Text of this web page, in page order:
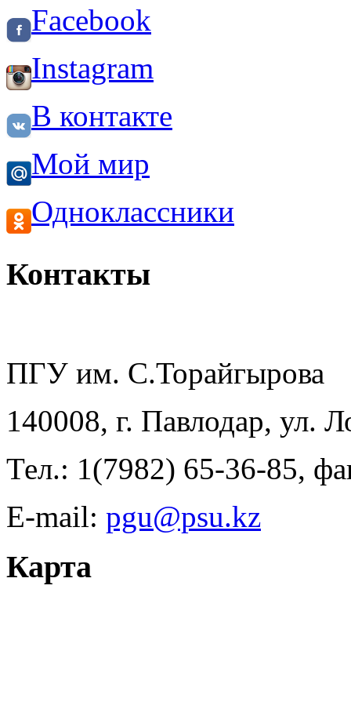
Facebook
Instagram
В контакте
Мой мир
Одноклассники
Контакты
ПГУ им. С.Торайгырова
140008, г. Павлодар, ул.
Тел.: 1(7982) 65-36-85,
E-mail: pgu@psu.kz
Карта